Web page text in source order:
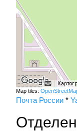
Map tiles:
Почта России *